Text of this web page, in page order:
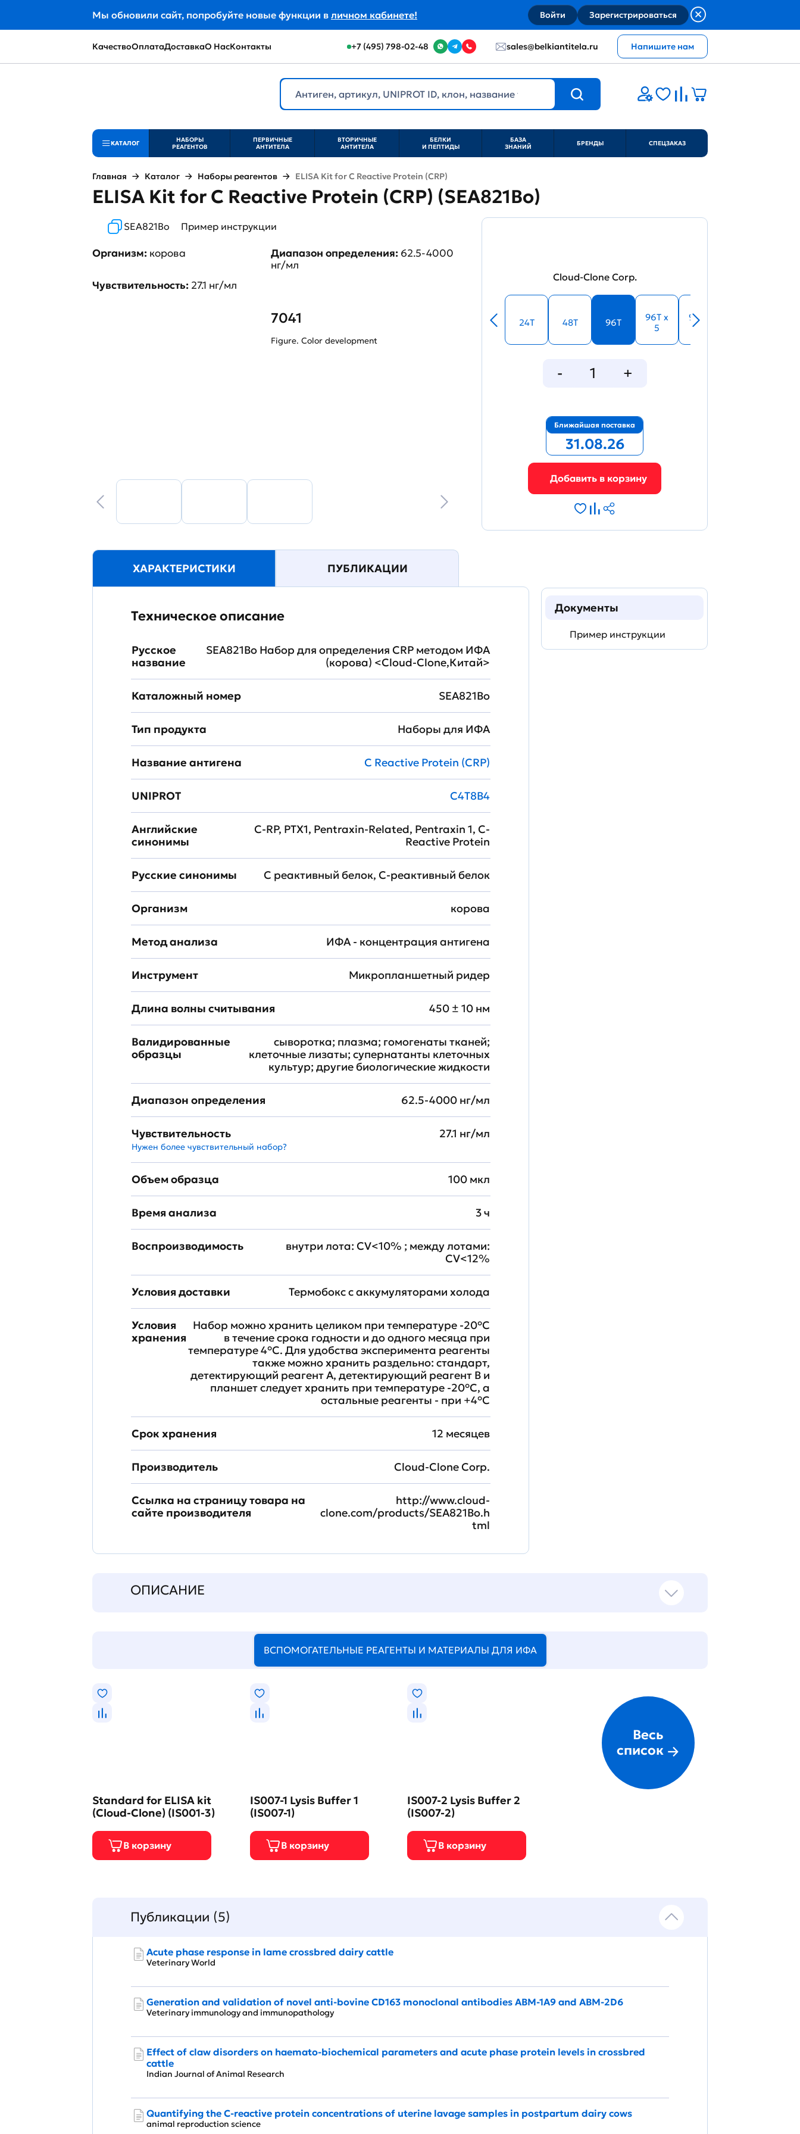
Мы обновили сайт, попробуйте новые функции в личном кабинете! Войти Зарегистрироваться
КачествоОплатаДоставкаО НасКонтакты +7 (495) 798-02-48 sales@belkiantitela.ru Напишите нам
КАТАЛОГ
НАБОРЫ
РЕАГЕНТОВ
ПЕРВИЧНЫЕ
АНТИТЕЛА
ВТОРИЧНЫЕ
АНТИТЕЛА
БЕЛКИ
И ПЕПТИДЫ
БАЗА
ЗНАНИЙ
БРЕНДЫ СПЕЦЗАКАЗ
Главная Каталог Наборы реагентов ELISA Kit for C Reactive Protein (CRP)
ELISA Kit for C Reactive Protein (CRP) (SEA821Bo)
SEA821Bo Пример инструкции
Организм: корова Диапазон определения: 62.5-4000
нг/мл
Чувствительность: 27.1 нг/мл
7041
Figure. Color development
33817
Figure. Standard curve
Cloud-Clone Corp.
24T 48T 96T
96T x
5
96T x
10
Ближайшая поставка
31.08.26
ХАРАКТЕРИСТИКИ ПУБЛИКАЦИИ
Техническое описание
Русское
название
SEA821Bo Набор для определения CRP методом ИФА
(корова) <Cloud-Clone,Китай>
Каталожный номер SEA821Bo
Тип продукта Наборы для ИФА
Название антигена C Reactive Protein (CRP)
UNIPROT C4T8B4
Английские
синонимы
C-RP, PTX1, Pentraxin-Related, Pentraxin 1, C-
Reactive Protein
Русские синонимы С реактивный белок, С-реактивный белок
Организм корова
Метод анализа ИФА - концентрация антигена
Инструмент Микропланшетный ридер
Длина волны считывания 450 ± 10 нм
Валидированные
образцы
сыворотка; плазма; гомогенаты тканей;
клеточные лизаты; супернатанты клеточных
культур; другие биологические жидкости
Диапазон определения 62.5-4000 нг/мл
Чувствительность
Нужен более чувствительный набор?
27.1 нг/мл
Объем образца 100 мкл
Время анализа 3 ч
Воспроизводимость
внутри лота: CV<10% ; между лотами:
CV<12%
Условия доставки Термобокс с аккумуляторами холода
Условия
хранения
Набор можно хранить целиком при температуре -20°C
в течение срока годности и до одного месяца при
температуре 4°C. Для удобства эксперимента реагенты
также можно хранить раздельно: стандарт,
детектирующий реагент A, детектирующий реагент B и
планшет следует хранить при температуре -20°C, а
остальные реагенты - при +4°С
Срок хранения 12 месяцев
Производитель Cloud-Clone Corp.
Ссылка на страницу товара на
сайте производителя
http://www.cloud-
clone.com/products/SEA821Bo.h
tml
Документы
Пример инструкции
ОПИСАНИЕ
ВСПОМОГАТЕЛЬНЫЕ РЕАГЕНТЫ И МАТЕРИАЛЫ ДЛЯ ИФА
Standard for ELISA kit
(Cloud-Clone) (IS001-3)
IS007-1 Lysis Buffer 1
(IS007-1)
IS007-2 Lysis Buffer 2
(IS007-2)
Весь
список
Публикации (5)
Acute phase response in lame crossbred dairy cattle
Veterinary World
Generation and validation of novel anti-bovine CD163 monoclonal antibodies ABM-1A9 and ABM-2D6
Veterinary immunology and immunopathology
Effect of claw disorders on haemato-biochemical parameters and acute phase protein levels in crossbred
cattle
Indian Journal of Animal Research
Quantifying the C-reactive protein concentrations of uterine lavage samples in postpartum dairy cows
animal reproduction science